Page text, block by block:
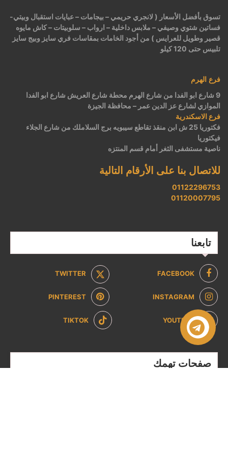
تسوق بأفضل الأسعار ( لانجري حريمي – بيجامات – عبايات استقبال وبيتي-
فساتين شتوي وصيفي – ملابس داخلية – ارواب – سلوبيتات – كاش مايوه
قصير وطويل للعرايس ) من أجود الخامات بمقاسات فري سايز وبيج سايز
تلبيس حتى 120 كيلو
فرع الهرم
9 شارع ابو الفدا من شارع الهرم محطة شارع العريش شارع ابو الفدا
الموازي لشارع عز الدين عمر – محافظة الجيزة
فرع الاسكندرية
فكتوريا 25 ش ابن منقذ تقاطع سيبويه برج السلاملك من شارع الجلاء
فيكتوريا
ناصية مستشفى الثغر أمام قسم المنتزه
للاتصال بنا على الأرقام التالية
01122296753
01120007795
تابعنا
FACEBOOK
TWITTER
INSTAGRAM
PINTEREST
YOUTUBE
TIKTOK
صفحات تهمك